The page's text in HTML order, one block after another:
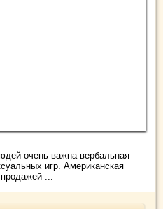
очень важна вербальная
игр. Американская
...